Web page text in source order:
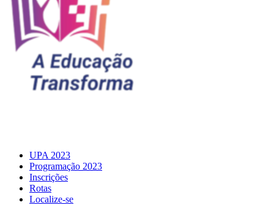
UPA 2023
Programação 2023
Inscrições
Rotas
Localize-se